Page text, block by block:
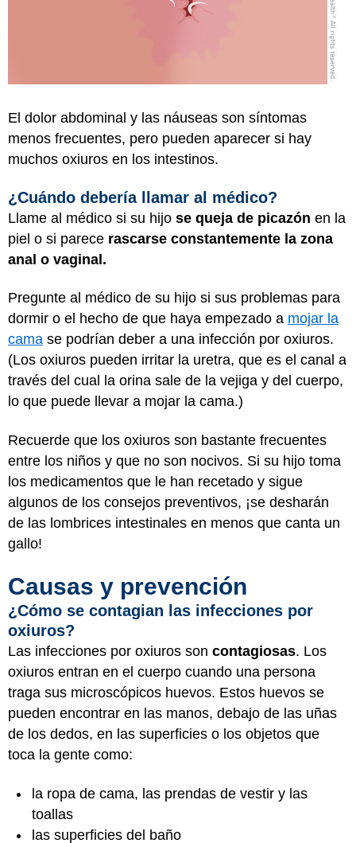
El dolor abdominal y las náuseas son síntomas
menos frecuentes, pero pueden aparecer si hay
muchos oxiuros en los intestinos.
¿Cuándo debería llamar al médico?
Llame al médico si su hijo se queja de picazón en la
piel o si parece rascarse constantemente la zona
anal o vaginal.
Pregunte al médico de su hijo si sus problemas para
dormir o el hecho de que haya empezado a mojar la
cama se podrían deber a una infección por oxiuros.
(Los oxiuros pueden irritar la uretra, que es el canal a
través del cual la orina sale de la vejiga y del cuerpo,
lo que puede llevar a mojar la cama.)
Recuerde que los oxiuros son bastante frecuentes
entre los niños y que no son nocivos. Si su hijo toma
los medicamentos que le han recetado y sigue
algunos de los consejos preventivos, ¡se desharán
de las lombrices intestinales en menos que canta un
gallo!
Causas y prevención
¿Cómo se contagian las infecciones por
oxiuros?
Las infecciones por oxiuros son contagiosas. Los
oxiuros entran en el cuerpo cuando una persona
traga sus microscópicos huevos. Estos huevos se
pueden encontrar en las manos, debajo de las uñas
de los dedos, en las superficies o los objetos que
toca la gente como:
la ropa de cama, las prendas de vestir y las
toallas
las superficies del baño